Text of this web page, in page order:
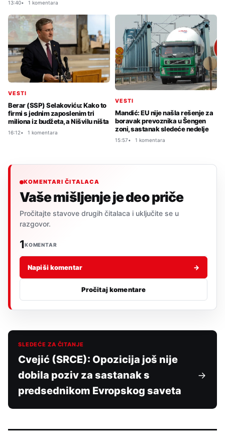
13:40 1 komentara
VESTI
Berar (SSP) Selakoviću: Kako to
firmi s jednim zaposlenim tri
miliona iz budžeta, a Nišvilu ništa
16:12 1 komentara
VESTI
Mandić: EU nije našla rešenje za
boravak prevoznika u Šengen
zoni, sastanak sledeće nedelje
15:57 1 komentara
KOMENTARI ČITALACA
Vaše mišljenje je deo priče
Pročitajte stavove drugih čitalaca i uključite se u
razgovor.
1KOMENTAR
Napiši komentar →
Pročitaj komentare
SLEDEĆE ZA ČITANJE
Cvejić (SRCE): Opozicija još nije
dobila poziv za sastanak s
predsednikom Evropskog saveta